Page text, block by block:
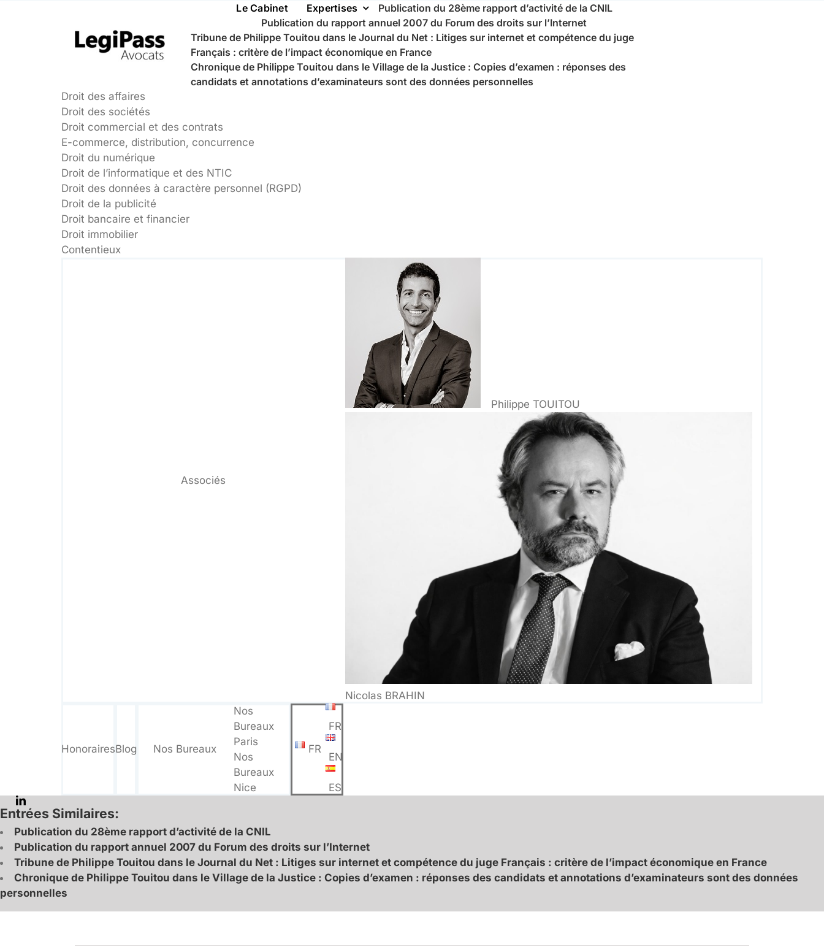
Le Cabinet Expertises
Publication du 28ème rapport d’activité de la CNIL
Publication du rapport annuel 2007 du Forum des droits sur l’Internet
Tribune de Philippe Touitou dans le Journal du Net : Litiges sur internet et compétence du juge
Français : critère de l’impact économique en France
Chronique de Philippe Touitou dans le Village de la Justice : Copies d’examen : réponses des
candidats et annotations d’examinateurs sont des données personnelles
Droit des affaires
Droit des sociétés
Droit commercial et des contrats
E-commerce, distribution, concurrence
Droit du numérique
Droit de l’informatique et des NTIC
Droit des données à caractère personnel (RGPD)
Droit de la publicité
Droit bancaire et financier
Droit immobilier
Contentieux
Associés
Philippe TOUITOU
Nicolas BRAHIN
HonorairesBlog Nos Bureaux
Nos
Bureaux
Paris
Nos
Bureaux
Nice
FR
FR
EN
ES
Entrées Similaires:
Publication du 28ème rapport d’activité de la CNIL
Publication du rapport annuel 2007 du Forum des droits sur l’Internet
Tribune de Philippe Touitou dans le Journal du Net : Litiges sur internet et compétence du juge Français : critère de l’impact économique en France
Chronique de Philippe Touitou dans le Village de la Justice : Copies d’examen : réponses des candidats et annotations d’examinateurs sont des données
personnelles